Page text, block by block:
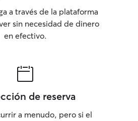
a través de la plataforma
sin necesidad de dinero
en efectivo.
de reserva
a menudo, pero si el